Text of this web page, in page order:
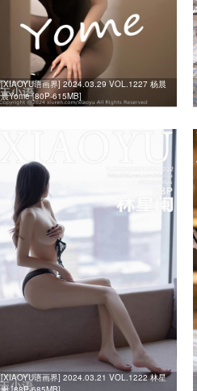
[XIAOYU语画界] 2024.03.29 VOL.1227 杨晨
晨Yome [80P-615MB]
[XIAOYU语画界] 2024.03.21 VOL.1222 林星